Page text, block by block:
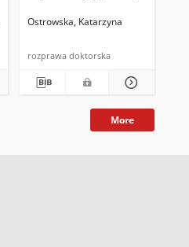
Marek
Ostrowska, Katarzyna
rozprawa doktorska
More